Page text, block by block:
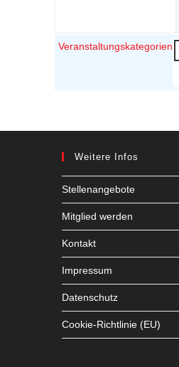
Veranstaltungskategorien
Weitere Infos
Stellenangebote
Mitglied werden
Kontakt
Impressum
Datenschutz
Cookie-Richtlinie (EU)